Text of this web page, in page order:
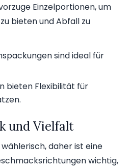
Einzelportionen, um
bieten und Abfall zu
sind ideal für
bieten Flexibilität für
und Vielfalt
daher ist eine
wichtig,